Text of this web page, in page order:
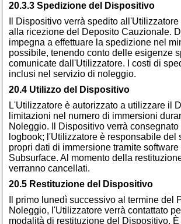
20.3.3 Spedizione del Dispositivo
Il Dispositivo verrà spedito
alla ricezione del Deposito Cauzionale.
impegna a effettuare la spedizione nel
possibile, tenendo conto delle esigenze
comunicate dall'Utilizzatore. I costi di
inclusi nel servizio di noleggio.
20.4 Utilizzo del Dispositivo
L'Utilizzatore è autorizzato a utilizzare il
limitazioni nel numero di immersioni
Noleggio. Il Dispositivo verrà consegnato
logbook; l'Utilizzatore è responsabile del
propri dati di immersione tramite
Subsurface. Al momento della
verranno cancellati.
20.5 Restituzione del Dispositivo
Il primo lunedì successivo al termine del
Noleggio, l'Utilizzatore verrà contattato
modalità di restituzione del Dispositivo.